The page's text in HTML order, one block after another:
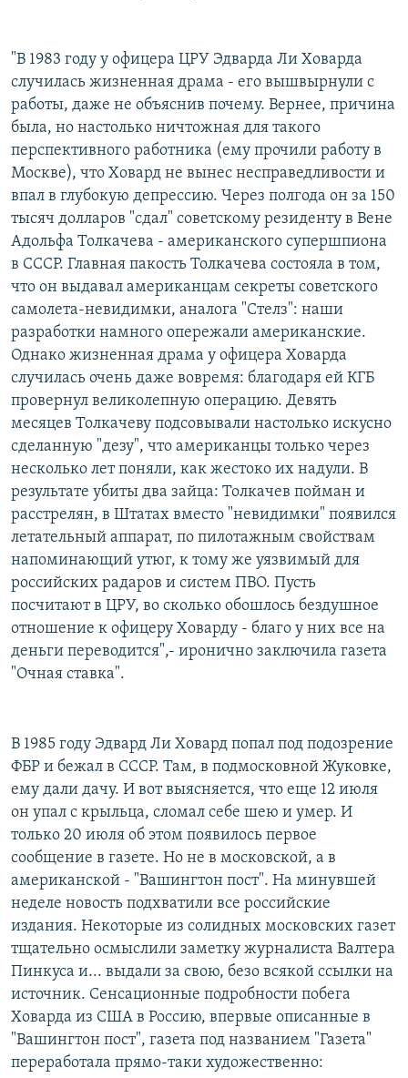
"В 1983 году у офицера ЦРУ Эдварда Ли Ховарда
случилась жизненная драма - его вышвырнули с
работы, даже не объяснив почему. Вернее, причина
была, но настолько ничтожная для такого
перспективного работника (ему прочили работу в
Москве), что Ховард не вынес несправедливости и
впал в глубокую депрессию. Через полгода он за 150
тысяч долларов "сдал" советскому резиденту в Вене
Адольфа Толкачева - американского супершпиона
в СССР. Главная пакость Толкачева состояла в том,
что он выдавал американцам секреты советского
самолета-невидимки, аналога "Стелз": наши
разработки намного опережали американские.
Однако жизненная драма у офицера Ховарда
случилась очень даже вовремя: благодаря ей КГБ
провернул великолепную операцию. Девять
месяцев Толкачеву подсовывали настолько искусно
сделанную "дезу", что американцы только через
несколько лет поняли, как жестоко их надули. В
результате убиты два зайца: Толкачев пойман и
расстрелян, в Штатах вместо "невидимки" появился
летательный аппарат, по пилотажным свойствам
напоминающий утюг, к тому же уязвимый для
российских радаров и систем ПВО. Пусть
посчитают в ЦРУ, во сколько обошлось бездушное
отношение к офицеру Ховарду - благо у них все на
деньги переводится",- иронично заключила газета
"Очная ставка".
В 1985 году Эдвард Ли Ховард попал под подозрение
ФБР и бежал в СССР. Там, в подмосковной Жуковке,
ему дали дачу. И вот выясняется, что еще 12 июля
он упал с крыльца, сломал себе шею и умер. И
только 20 июля об этом появилось первое
сообщение в газете. Но не в московской, а в
американской - "Вашингтон пост". На минувшей
неделе новость подхватили все российские
издания. Некоторые из солидных московских газет
тщательно осмыслили заметку журналиста Валтера
Пинкуса и... выдали за свою, безо всякой ссылки на
источник. Сенсационные подробности побега
Ховарда из США в Россию, впервые описанные в
"Вашингтон пост", газета под названием "Газета"
переработала прямо-таки художественно: